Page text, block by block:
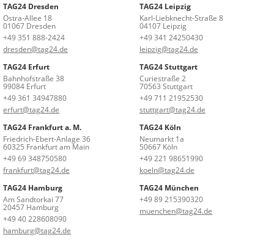
TAG24 Dresden
Ostra-Allee 18
01067 Dresden
+49 351 888-2424
dresden@tag24.de
TAG24 Leipzig
Karl-Liebknecht-Straße 8
04107 Leipzig
+49 341 24250430
leipzig@tag24.de
TAG24 Erfurt
Bahnhofstraße 38
99084 Erfurt
+49 361 34947880
erfurt@tag24.de
TAG24 Stuttgart
Curiestraße 2
70563 Stuttgart
+49 711 21952530
stuttgart@tag24.de
TAG24 Frankfurt a. M.
Friedrich-Ebert-Anlage 36
60325 Frankfurt am Main
+49 69 348750580
frankfurt@tag24.de
TAG24 Köln
Neumarkt 1a
50667 Köln
+49 221 98651990
koeln@tag24.de
TAG24 Hamburg
Am Sandtorkai 77
20457 Hamburg
+49 40 228608090
hamburg@tag24.de
TAG24 München
+49 89 215390320
muenchen@tag24.de